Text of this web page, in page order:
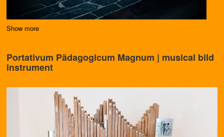
Show more
Portativum Pädagogicum Magnum | musical biId
instrument